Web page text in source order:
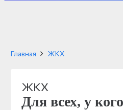
Главная ЖКХ
ЖКХ
Для всех, у